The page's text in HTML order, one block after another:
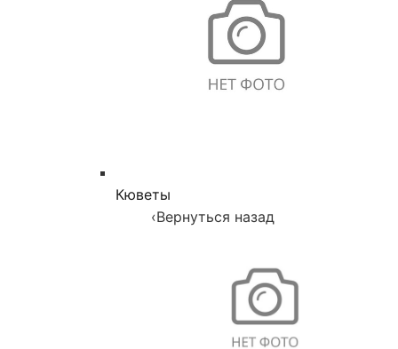
Кюветы
‹Вернуться назад